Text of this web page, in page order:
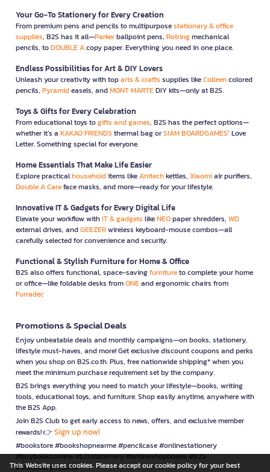
Your Go-To Stationery for Every Creation
From premium pens and pencils to multipurposestationary & office
supplies, B2S has it all—Parkerballpoint pens, Rotringmechanical
pencils, toDOUBLE Acopy paper. Everything you need in one place.
Endless Possibilities for Art & DIY Lovers
Unleash your creativity with toparts & crafts supplies likeColleencolored
pencils, Pyramideasels, andMONT MARTEDIY kits—only at B2S.
Toys & Gifts for Every Celebration
From educational toys togifts and games, B2S has the perfect options—
whether it’s a KAKAO FRIENDS thermal bag orSIAM BOARDGAMES’ Love
Letter. Something special for everyone.
Home Essentials That Make Life Easier
Explore practicalhouseholditems likeAnitechkettles, Xiaomiair purifiers,
Double A Careface masks, and more—ready for your lifestyle.
Innovative IT & Gadgets for Every Digital Life
Elevate your workflow withIT & gadgets likeNEOpaper shredders, WD
external drives, andGEEZERwireless keyboard-mouse combos—all
carefully selected for convenience and security.
Functional & Stylish Furniture for Home & Office
B2S also offers functional, space-savingfurnitureto complete your home
or office—like foldable desks fromONEand ergonomic chairs from
Furradec
Promotions & Special Deals
Enjoy unbeatable deals and monthly campaigns—on books, stationery,
lifestyle must-haves, and more! Get exclusive discount coupons and perks
when you shop on B2S.co.th. Plus, free nationwide shipping* when you
meet the minimum purchase requirement set by the company.
B2S brings everything you need to match your lifestyle—books, writing
tools, educational toys, and furniture. Shop easily anytime, anywhere with
the B2S App.
Join B2S Club to get early access to news, offers, and exclusive member
rewards! 👉 Sign up now!
#bookstore #bookshopnearme #pencilcase #onlinestationery
#buybooksonline #b2sstationery #onlineshopbooks #B2S
#stationerynearme
This Website uses cookies. Please accept our cookie policy for your best